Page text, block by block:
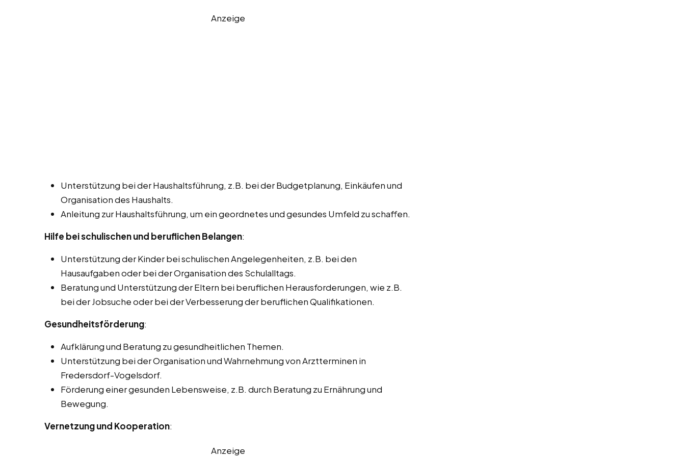
Anzeige
Unterstützung bei der Haushaltsführung, z.B. bei der Budgetplanung, Einkäufen und
Organisation des Haushalts.
Anleitung zur Haushaltsführung, um ein geordnetes und gesundes Umfeld zu schaffen.
Hilfe bei schulischen und beruflichen Belangen:
Unterstützung der Kinder bei schulischen Angelegenheiten, z.B. bei den
Hausaufgaben oder bei der Organisation des Schulalltags.
Beratung und Unterstützung der Eltern bei beruflichen Herausforderungen, wie z.B.
bei der Jobsuche oder bei der Verbesserung der beruflichen Qualifikationen.
Gesundheitsförderung:
Aufklärung und Beratung zu gesundheitlichen Themen.
Unterstützung bei der Organisation und Wahrnehmung von Arztterminen in
Fredersdorf-Vogelsdorf.
Förderung einer gesunden Lebensweise, z.B. durch Beratung zu Ernährung und
Bewegung.
Vernetzung und Kooperation:
Anzeige